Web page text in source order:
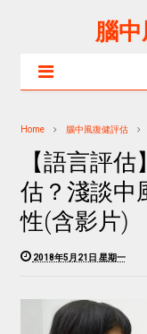
腦
Home 腦中風復健評估
【語言評
估？淺談中
性(含影片)
2018年5月21日 星期一